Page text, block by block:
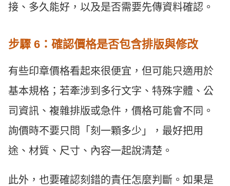
接、多久能好，以及是否需要先傳資料確認。
步驟 6：確認價格是否包含排版與修改
有些印章價格看起來很便宜，但可能只適用於
基本規格；若牽涉到多行文字、特殊字體、公
司資訊、複雜排版或急件，價格可能會不同。
詢價時不要只問「刻一顆多少」，最好把用
途、材質、尺寸、內容一起說清楚。
此外，也要確認刻錯的責任怎麼判斷。如果是